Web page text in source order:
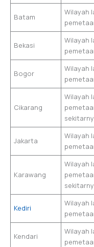
Batam
Wilayah
Bekasi
Wilayah
Bogor
Wilayah
Cikarang
Wilayah
Jakarta
Wilayah
Karawang
Wilayah
Kediri
Wilayah
Kendari
Wilayah